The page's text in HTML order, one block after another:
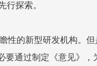
行探索。
的新型研发机构。
通过制定《意见》